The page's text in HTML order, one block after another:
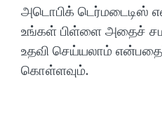
அடொபிக் டெர்மடைடிஸ்
உங்கள் பிள்ளை அதைச்
உதவி செய்யலாம்
கொள்ளவும்.